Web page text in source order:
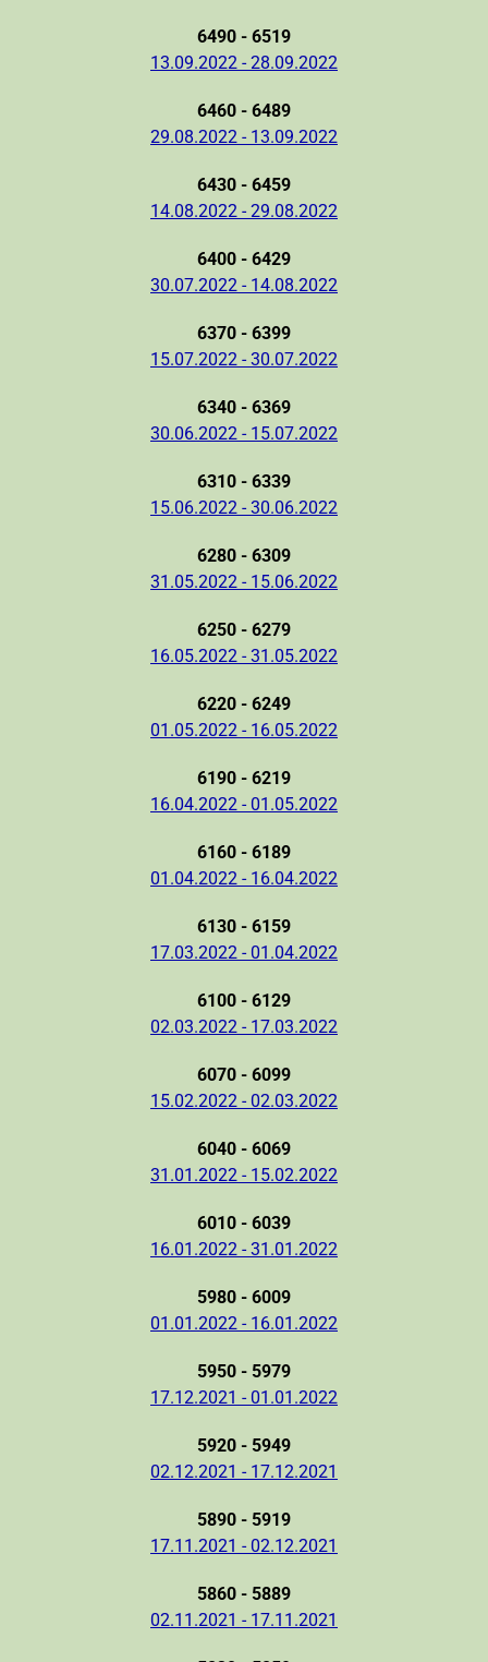
6490 - 6519
13.09.2022 - 28.09.2022
6460 - 6489
29.08.2022 - 13.09.2022
6430 - 6459
14.08.2022 - 29.08.2022
6400 - 6429
30.07.2022 - 14.08.2022
6370 - 6399
15.07.2022 - 30.07.2022
6340 - 6369
30.06.2022 - 15.07.2022
6310 - 6339
15.06.2022 - 30.06.2022
6280 - 6309
31.05.2022 - 15.06.2022
6250 - 6279
16.05.2022 - 31.05.2022
6220 - 6249
01.05.2022 - 16.05.2022
6190 - 6219
16.04.2022 - 01.05.2022
6160 - 6189
01.04.2022 - 16.04.2022
6130 - 6159
17.03.2022 - 01.04.2022
6100 - 6129
02.03.2022 - 17.03.2022
6070 - 6099
15.02.2022 - 02.03.2022
6040 - 6069
31.01.2022 - 15.02.2022
6010 - 6039
16.01.2022 - 31.01.2022
5980 - 6009
01.01.2022 - 16.01.2022
5950 - 5979
17.12.2021 - 01.01.2022
5920 - 5949
02.12.2021 - 17.12.2021
5890 - 5919
17.11.2021 - 02.12.2021
5860 - 5889
02.11.2021 - 17.11.2021